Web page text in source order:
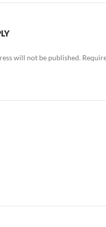
will not be published.